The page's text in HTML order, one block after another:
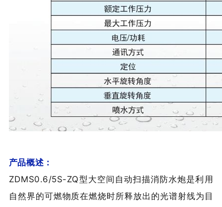
产品概述：
ZDMS0.6/5S-ZQ型大空间自动扫描消防水炮是利用
自然界的可燃物质在燃烧时所释放出的光谱射线为目